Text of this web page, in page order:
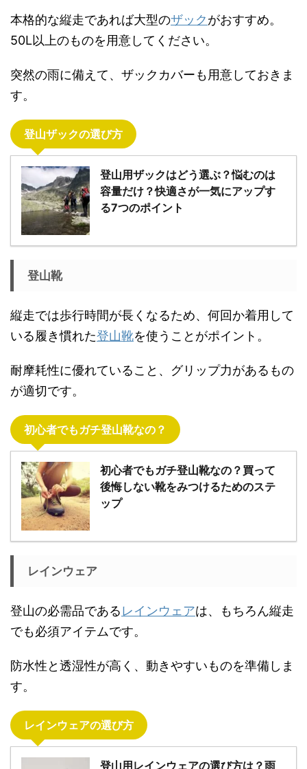
本格的な縦走であれば大型のザックがおすすめ。
50L以上のものを用意してください。
突然の雨に備えて、ザックカバーも用意しておきま
す。
登山ザックの選び方
登山用ザックはどう選ぶ？悩むのは
容量だけ？快適さが一気にアップす
る7つのポイント
登山靴
縦走では歩行時間が長くなるため、何回か着用して
いる履き慣れた登山靴を使うことがポイント。
耐摩耗性に優れていること、グリップ力があるもの
が適切です。
初心者でもガチ登山靴なの？
初心者でもガチ登山靴なの？買って
後悔しない靴をみつけるためのステ
ップ
レインウェア
登山の必需品であるレインウェアは、もちろん縦走
でも必須アイテムです。
防水性と透湿性が高く、動きやすいものを準備しま
す。
レインウェアの選び方
登山用レインウェアの選び方は？雨